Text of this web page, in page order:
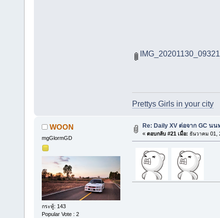
Prettys Girls in your city
WOON
mgGlormGD
กระทู้: 143
Popular Vote : 2
Re: Daily XV ต่อจาก GC นน
« ตอบกลับ #21 เมื่อ: ธันวาคม 01,